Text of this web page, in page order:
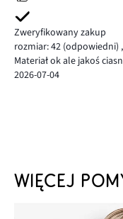
Zweryfikowany zakup
rozmiar: 42 (odpowiedni) ,
Materiał ok ale jakoś
2026-07-04
WIĘCEJ